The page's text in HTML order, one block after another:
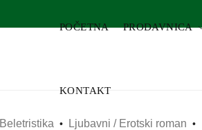
POČETNA PRODAVNICA
KONTAKT
Beletristika • Ljubavni / Erotski roman •